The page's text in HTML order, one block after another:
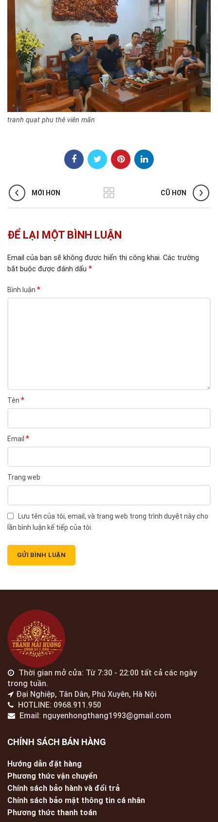
tranh quạt phu thê viên mãn
MỚI HƠN CŨ HƠN
ĐỂ LẠI MỘT BÌNH LUẬN
Email của bạn sẽ không được hiển thị công khai. Các trường
bắt buộc được đánh dấu *
Bình luận *
Tên *
Email *
Trang web
Lưu tên của tôi, email, và trang web trong trình duyệt này cho
lần bình luận kế tiếp của tôi.
Thời gian mở cửa: Từ 7:30 - 22:00 tất cả các ngày
trong tuần.
Đại Nghiệp, Tân Dân, Phú Xuyên, Hà Nội
HOTLINE: 0968.911.950
Email: nguyenhongthang1993@gmail.com
CHÍNH SÁCH BÁN HÀNG
Hướng dẫn đặt hàng
Phương thức vận chuyển
Chính sách bảo hành và đổi trả
Chính sách bảo mật thông tin cá nhân
Phương thức thanh toán